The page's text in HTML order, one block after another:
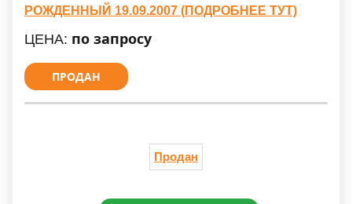
РОЖДЕННЫЙ 19.09.2007 (ПОДРОБНЕЕ ТУТ)
ЦЕНА: по запросу
ПРОДАН
Продан